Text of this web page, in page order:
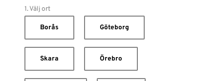
1. Välj ort
Borås Göteborg
Skara Örebro